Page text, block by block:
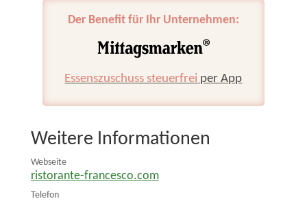
Der Benefit für Ihr Unternehmen:
Essenszuschuss steuerfrei per App
Weitere Informationen
Webseite
ristorante-francesco.com
Telefon